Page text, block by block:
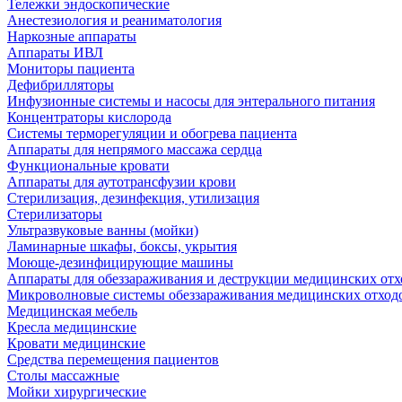
Тележки эндоскопические
Анестезиология и реаниматология
Наркозные аппараты
Аппараты ИВЛ
Мониторы пациента
Дефибрилляторы
Инфузионные системы и насосы для энтерального питания
Концентраторы кислорода
Системы терморегуляции и обогрева пациента
Аппараты для непрямого массажа сердца
Функциональные кровати
Аппараты для аутотрансфузии крови
Стерилизация, дезинфекция, утилизация
Стерилизаторы
Ультразвуковые ванны (мойки)
Ламинарные шкафы, боксы, укрытия
Моюще-дезинфицирующие машины
Аппараты для обеззараживания и деструкции медицинских
Микроволновые системы обеззараживания медицинских
Медицинская мебель
Кресла медицинские
Кровати медицинские
Средства перемещения пациентов
Столы массажные
Мойки хирургические